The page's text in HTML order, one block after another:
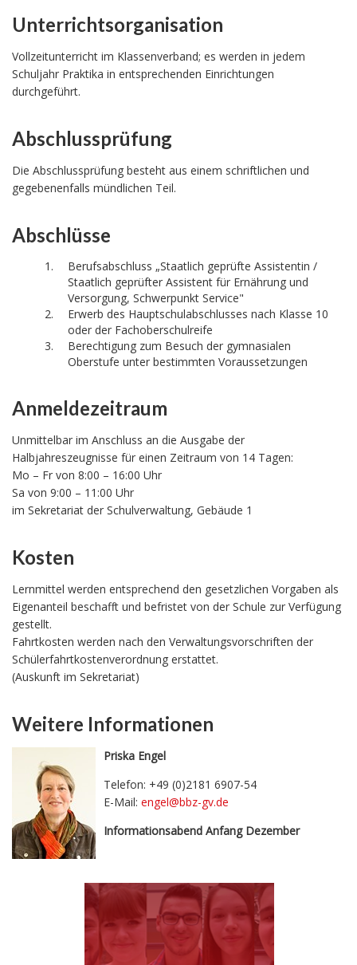
Unterrichtsorganisation
Vollzeitunterricht im Klassenverband; es werden in jedem
Schuljahr Praktika in entsprechenden Einrichtungen
durchgeführt.
Abschlussprüfung
Die Abschlussprüfung besteht aus einem schriftlichen und
gegebenenfalls mündlichen Teil.
Abschlüsse
Berufsabschluss „Staatlich geprüfte Assistentin /
Staatlich geprüfter Assistent für Ernährung und
Versorgung, Schwerpunkt Service"
Erwerb des Hauptschulabschlusses nach Klasse 10
oder der Fachoberschulreife
Berechtigung zum Besuch der gymnasialen
Oberstufe unter bestimmten Voraussetzungen
Anmeldezeitraum
Unmittelbar im Anschluss an die Ausgabe der
Halbjahreszeugnisse für einen Zeitraum von 14 Tagen:
Mo – Fr von 8:00 – 16:00 Uhr
Sa von 9:00 – 11:00 Uhr
im Sekretariat der Schulverwaltung, Gebäude 1
Kosten
Lernmittel werden entsprechend den gesetzlichen Vorgaben als
Eigenanteil beschafft und befristet von der Schule zur Verfügung
gestellt.
Fahrtkosten werden nach den Verwaltungsvorschriften der
Schülerfahrtkostenverordnung erstattet.
(Auskunft im Sekretariat)
Weitere Informationen
Priska Engel
Telefon: +49 (0)2181 6907-54
E-Mail: engel@bbz-gv.de
Informationsabend Anfang Dezember